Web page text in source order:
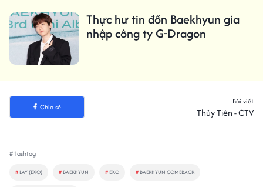
Thực hư tin đồn Baekhyun gia
nhập công ty G-Dragon
Chia sẻ
Bài viết
Thủy Tiên - CTV
#Hashtag
# LAY (EXO) # BAEKHYUN # EXO # BAEKHYUN COMEBACK